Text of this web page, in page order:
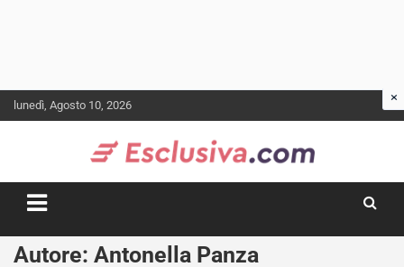
Skip
to
lunedì, Agosto 10, 2026
Autore: Antonella Panza